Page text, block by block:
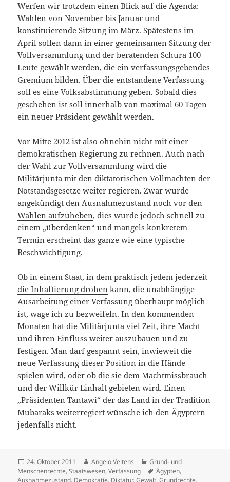
Werfen wir trotzdem einen Blick auf die Agenda:
Wahlen von November bis Januar und
konstituierende Sitzung im März. Spätestens im
April sollen dann in einer gemeinsamen Sitzung der
Vollversammlung und der beratenden Schura 100
Leute gewählt werden, die ein verfassungsgebendes
Gremium bilden. Über die entstandene Verfassung
soll es eine Volksabstimmung geben. Sobald dies
geschehen ist soll innerhalb von maximal 60 Tagen
ein neuer Präsident gewählt werden.
Vor Mitte 2012 ist also ohnehin nicht mit einer
demokratischen Regierung zu rechnen. Auch nach
der Wahl zur Vollversammlung wird die
Militärjunta mit den diktatorischen Vollmachten der
Notstandsgesetze weiter regieren. Zwar wurde
angekündigt den Ausnahmezustand nochvor den
Wahlen aufzuheben, dies wurde jedoch schnell zu
einem „überdenken“ und mangels konkretem
Termin erscheint das ganze wie eine typische
Beschwichtigung.
Ob in einem Staat, in dem praktischjedem jederzeit
die Inhaftierung drohen kann, die unabhängige
Ausarbeitung einer Verfassung überhaupt möglich
ist, wage ich zu bezweifeln. In den kommenden
Monaten hat die Militärjunta viel Zeit, ihre Macht
und ihren Einfluss weiter auszubauen und zu
festigen. Man darf gespannt sein, inwieweit die
neue Verfassung dieser Position in die Hände
spielen wird, oder ob die sie dem Machtmissbrauch
und der Willkür Einhalt gebieten wird. Einen
„Präsidenten Tantawi“ der das Land in der Tradition
Mubaraks weiterregiert wünsche ich den Ägyptern
jedenfalls nicht.
Veröffentlicht
am
24. Oktober 2011 Autor
Angelo Veltens Kategorien
Grund- und
Menschenrechte,Staatswesen,Verfassung Schlagwörter
Ägypten,
Ausnahmezustand, Demokratie, Diktatur,Gewalt,Grundrechte,